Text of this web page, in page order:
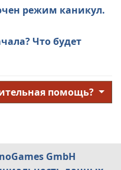
режим каникул.
Что будет
помощь?
GmbH